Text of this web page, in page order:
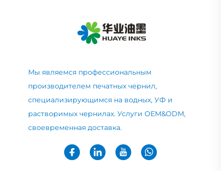
Мы являемся профессиональным
производителем печатных чернил,
специализирующимся на водных, УФ и
растворимых чернилах. Услуги OEM&ODM,
своевременная доставка.